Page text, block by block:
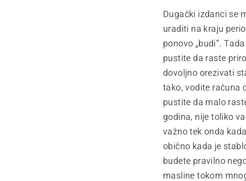
Dugački izdanci se
uraditi na kraju
ponovo „budi“.
pustite da raste
dovoljno orezivati
tako, vodite računa
pustite da malo
godina, nije toliko
važno tek onda
obično kada je
budete pravilno
masline tokom